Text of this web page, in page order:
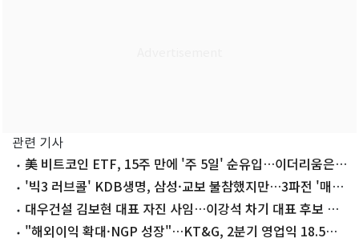
관련 기사
美 비트코인 ETF, 15주 만에 '주 5일' 순유입…이더리움은 5
주째 '쑥'
'빅3 러브콜' KDB생명, 삼성·교보 불참했지만…3파전 '매각
청신호'(종합)
대우건설 김보현 대표 자진 사임…이강석 차기 대표 후보 추
천 "해외이익 확대·NGP 성장"…KT&G, 2분기 영업익 18.5%